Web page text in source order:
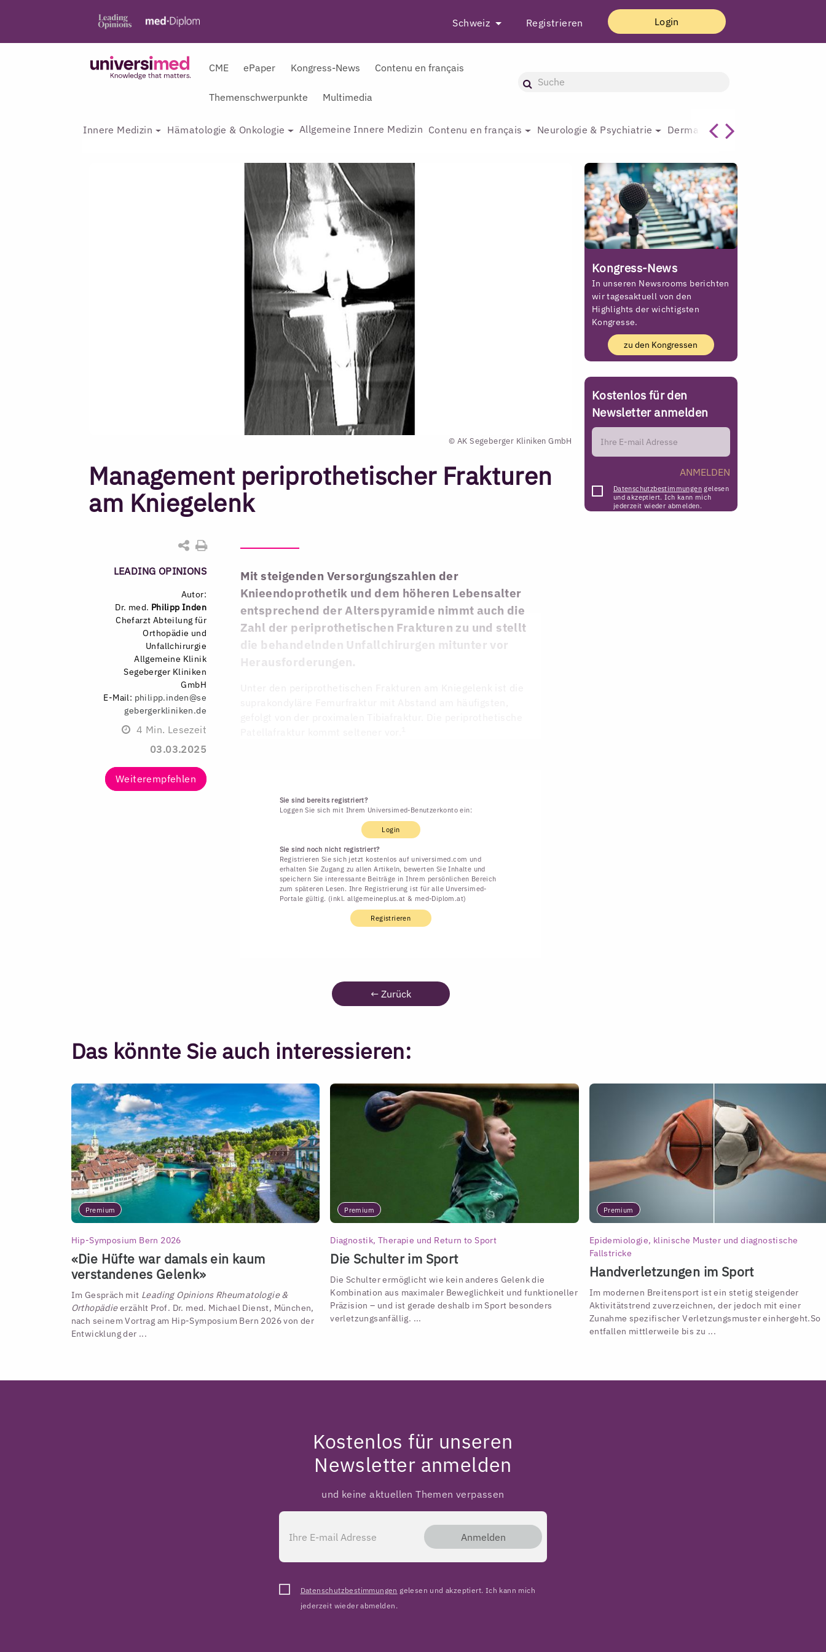
Schweiz Registrieren Login
CME ePaper Kongress-News Contenu en français
Themenschwerpunkte Multimedia
Innere Medizin Hämatologie & Onkologie Allgemeine Innere Medizin Contenu en français Neurologie & Psychiatrie Dermatologie & Plastische
© AK Segeberger Kliniken GmbH
Management periprothetischer Frakturen
am Kniegelenk
LEADING OPINIONS
Autor:
Dr. med. Philipp Inden
Chefarzt Abteilung für
Orthopädie und
Unfallchirurgie
Allgemeine Klinik
Segeberger Kliniken
GmbH
E-Mail: philipp.inden@se
gebergerkliniken.de
4 Min. Lesezeit
03.03.2025
Weiterempfehlen
Mit steigenden Versorgungszahlen der
Knieendoprothetik und dem höheren Lebensalter
entsprechend der Alterspyramide nimmt auch die
Zahl der periprothetischen Frakturen zu und stellt
die behandelnden Unfallchirurgen mitunter vor
Herausforderungen.
Sie sind bereits registriert?
Loggen Sie sich mit Ihrem Universimed-Benutzerkonto ein:
Login
Sie sind noch nicht registriert?
Registrieren Sie sich jetzt kostenlos auf universimed.com und
erhalten Sie Zugang zu allen Artikeln, bewerten Sie Inhalte und
speichern Sie interessante Beiträge in Ihrem persönlichen Bereich
zum späteren Lesen. Ihre Registrierung ist für alle Unversimed-
Portale gültig. (inkl. allgemeineplus.at & med-Diplom.at)
Registrieren
← Zurück
Das könnte Sie auch interessieren:
Premium
Hip-Symposium Bern 2026
«Die Hüfte war damals ein kaum
verstandenes Gelenk»
Im Gespräch mit Leading Opinions Rheumatologie &
Orthopädieerzählt Prof. Dr. med. Michael Dienst, München,
nach seinem Vortrag am Hip-Symposium Bern 2026 von der
Entwicklung der ...
Premium
Diagnostik, Therapie und Return to Sport
Die Schulter im Sport
Die Schulter ermöglicht wie kein anderes Gelenk die
Kombination aus maximaler Beweglichkeit und funktioneller
Präzision – und ist gerade deshalb im Sport besonders
verletzungsanfällig. ...
Premium
Epidemiologie, klinische Muster und diagnostische
Fallstricke
Handverletzungen im Sport
Im modernen Breitensport ist ein stetig steigender
Aktivitätstrend zuverzeichnen, der jedoch mit einer
Zunahme spezifischer Verletzungsmuster einhergeht.So
entfallen mittlerweile bis zu ...
Kongress-News
In unseren Newsrooms berichten
wir tagesaktuell von den
Highlights der wichtigsten
Kongresse.
zu den Kongressen
Kostenlos für den
Newsletter anmelden
ANMELDEN
Datenschutzbestimmungen gelesen
und akzeptiert. Ich kann mich
jederzeit wieder abmelden.
Kostenlos für unseren
Newsletter anmelden
und keine aktuellen Themen verpassen
Anmelden
Datenschutzbestimmungen gelesen und akzeptiert. Ich kann mich
jederzeit wieder abmelden.